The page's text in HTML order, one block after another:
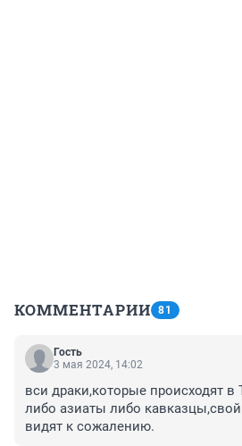
КОММЕНТАРИИ 81
Гость
3 мая 2024, 14:02
вси драки,которые происходят
либо азиаты либо кавказцы,свой
видят к сожалению.